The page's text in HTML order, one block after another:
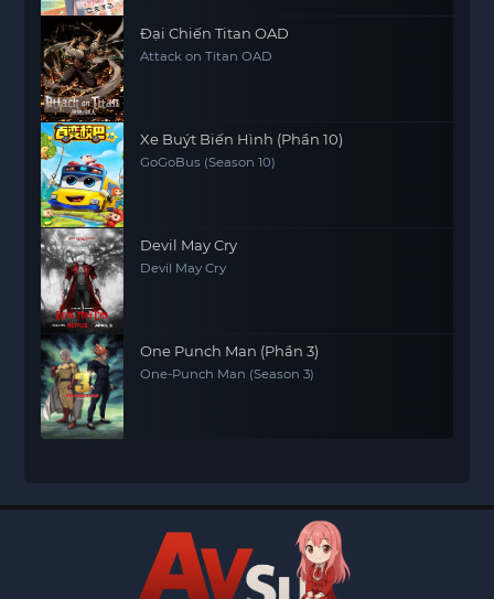
Đại Chiến Titan OAD
Attack on Titan OAD
Xe Buýt Biến Hình (Phần 10)
GoGoBus (Season 10)
Devil May Cry
Devil May Cry
One Punch Man (Phần 3)
One-Punch Man (Season 3)